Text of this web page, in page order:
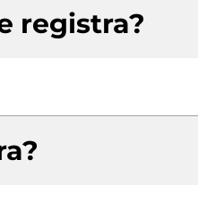
registra?